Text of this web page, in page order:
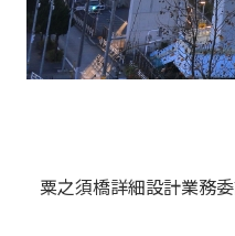
粟之須橋詳細設計業務